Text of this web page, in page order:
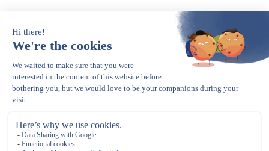
Januar 14, 2025
HAZELVIEW: FÜNF GUTE
IMMOBILIENANLAGEN FÜR 2025 –
SENIORENWOHNUNGEN IN DEN USA SIND NUR
EINE DAVON
Opens in a new tab